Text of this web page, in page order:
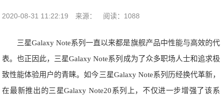
2020-08-31 11:22:19 来源： 阅读：1088
三星Galaxy Note系列一直以来都是旗舰产品中性能与高效的代
表。也正因此，三星Galaxy Note系列成为了众多职场人士和追求极
致性能体验用户的青睐。如今三星Galaxy Note系列历经换代革新，
在最新推出的三星Galaxy Note20系列上，不仅进一步增强了该系